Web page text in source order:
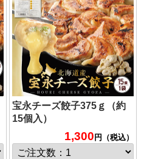
宝永チーズ餃子375ｇ（約
15個入）
1,300 円（税込）